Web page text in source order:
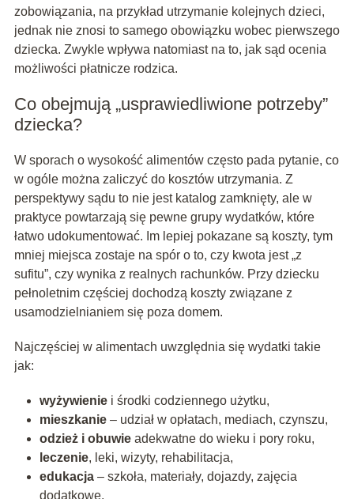
zobowiązania, na przykład utrzymanie kolejnych dzieci,
jednak nie znosi to samego obowiązku wobec pierwszego
dziecka. Zwykle wpływa natomiast na to, jak sąd ocenia
możliwości płatnicze rodzica.
Co obejmują „usprawiedliwione potrzeby”
dziecka?
W sporach o wysokość alimentów często pada pytanie, co
w ogóle można zaliczyć do kosztów utrzymania. Z
perspektywy sądu to nie jest katalog zamknięty, ale w
praktyce powtarzają się pewne grupy wydatków, które
łatwo udokumentować. Im lepiej pokazane są koszty, tym
mniej miejsca zostaje na spór o to, czy kwota jest „z
sufitu”, czy wynika z realnych rachunków. Przy dziecku
pełnoletnim częściej dochodzą koszty związane z
usamodzielnianiem się poza domem.
Najczęściej w alimentach uwzględnia się wydatki takie
jak:
wyżywieniei środki codziennego użytku,
mieszkanie– udział w opłatach, mediach, czynszu,
odzież i obuwieadekwatne do wieku i pory roku,
leczenie, leki, wizyty, rehabilitacja,
edukacja– szkoła, materiały, dojazdy, zajęcia
dodatkowe,